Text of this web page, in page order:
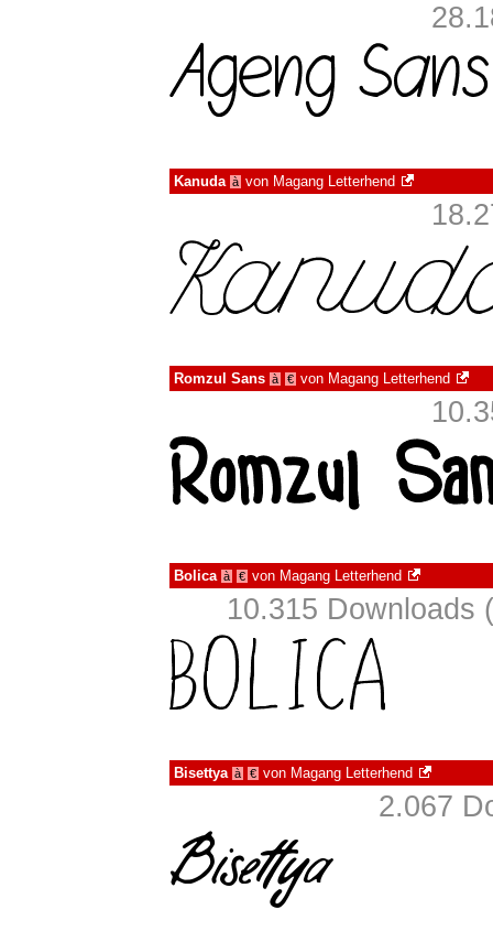
Kanuda à von Magang Letterhend
Romzul Sans à € von Magang Letterhend
Bolica à € von Magang Letterhend
10.315 Downloads
Bisettya à € von Magang Letterhend
2.067